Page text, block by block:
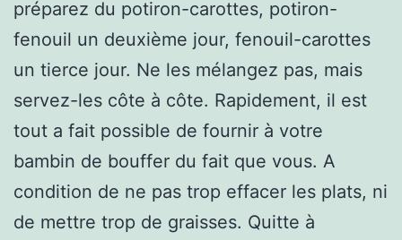
préparez du potiron-carottes, potiron-
fenouil un deuxième jour, fenouil-carottes
un tierce jour. Ne les mélangez pas, mais
servez-les côte à côte. Rapidement, il est
tout a fait possible de fournir à votre
bambin de bouffer du fait que vous. A
condition de ne pas trop effacer les plats, ni
de mettre trop de graisses. Quitte à